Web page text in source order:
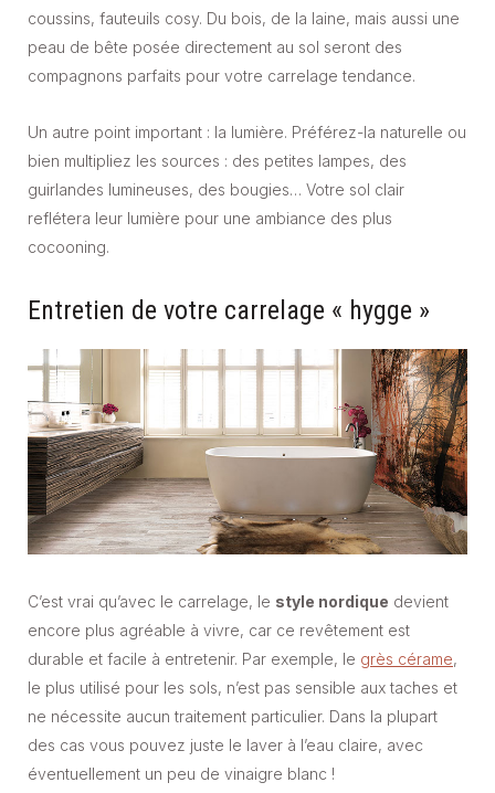
coussins, fauteuils cosy. Du bois, de la laine, mais aussi une
peau de bête posée directement au sol seront des
compagnons parfaits pour votre carrelage tendance.
Un autre point important : la lumière. Préférez-la naturelle ou
bien multipliez les sources : des petites lampes, des
guirlandes lumineuses, des bougies… Votre sol clair
reflétera leur lumière pour une ambiance des plus
cocooning.
Entretien de votre carrelage « hygge »
C’est vrai qu’avec le carrelage, le style nordique devient
encore plus agréable à vivre, car ce revêtement est
durable et facile à entretenir. Par exemple, le grès cérame,
le plus utilisé pour les sols, n’est pas sensible aux taches et
ne nécessite aucun traitement particulier. Dans la plupart
des cas vous pouvez juste le laver à l’eau claire, avec
éventuellement un peu de vinaigre blanc !